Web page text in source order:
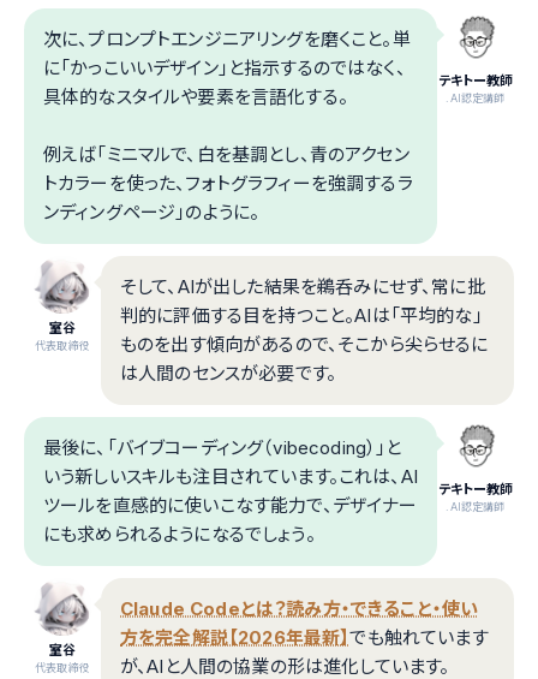
テキトー教師
.AI認定講師
次に、プロンプトエンジニアリングを磨くこと。単
に「かっこいいデザイン」と指示するのではなく、
具体的なスタイルや要素を言語化する。
例えば「ミニマルで、白を基調とし、青のアクセン
トカラーを使った、フォトグラフィーを強調するラ
ンディングページ」のように。
室谷
代表取締役
そして、AIが出した結果を鵜呑みにせず、常に批
判的に評価する目を持つこと。AIは「平均的な」
ものを出す傾向があるので、そこから尖らせるに
は人間のセンスが必要です。
テキトー教師
.AI認定講師
最後に、「バイブコーディング（vibecoding）」と
いう新しいスキルも注目されています。これは、AI
ツールを直感的に使いこなす能力で、デザイナー
にも求められるようになるでしょう。
室谷
代表取締役
Claude Codeとは？読み方・できること・使い
方を完全解説【2026年最新】でも触れています
が、AIと人間の協業の形は進化しています。